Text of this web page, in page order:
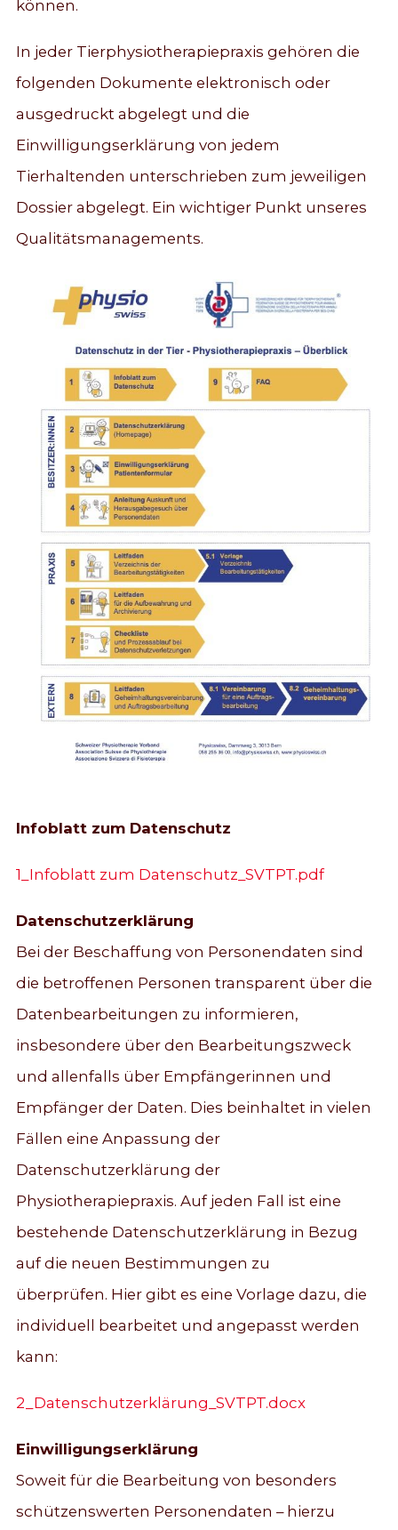
können.
In jeder Tierphysiotherapiepraxis gehören die
folgenden Dokumente elektronisch oder
ausgedruckt abgelegt und die
Einwilligungserklärung von jedem
Tierhaltenden unterschrieben zum jeweiligen
Dossier abgelegt. Ein wichtiger Punkt unseres
Qualitätsmanagements.
Infoblatt zum Datenschutz
1_Infoblatt zum Datenschutz_SVTPT.pdf
Datenschutzerklärung
Bei der Beschaffung von Personendaten sind
die betroffenen Personen transparent über die
Datenbearbeitungen zu informieren,
insbesondere über den Bearbeitungszweck
und allenfalls über Empfängerinnen und
Empfänger der Daten. Dies beinhaltet in vielen
Fällen eine Anpassung der
Datenschutzerklärung der
Physiotherapiepraxis. Auf jeden Fall ist eine
bestehende Datenschutzerklärung in Bezug
auf die neuen Bestimmungen zu
überprüfen. Hier gibt es eine Vorlage dazu, die
individuell bearbeitet und angepasst werden
kann:
2_Datenschutzerklärung_SVTPT.docx
Einwilligungserklärung
Soweit für die Bearbeitung von besonders
schützenswerten Personendaten – hierzu